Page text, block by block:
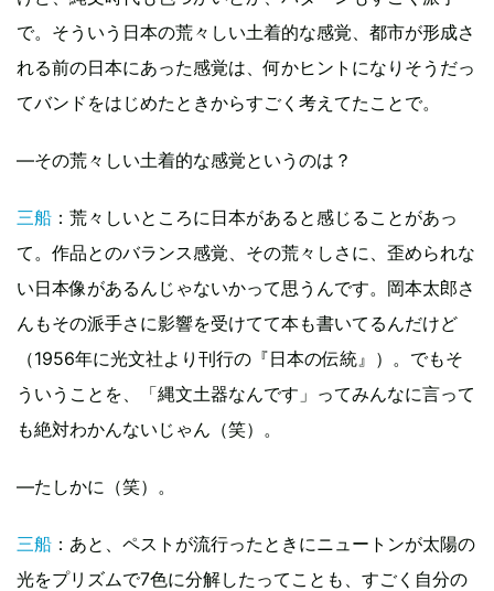
で。そういう日本の荒々しい土着的な感覚、都市が形成さ
れる前の日本にあった感覚は、何かヒントになりそうだっ
てバンドをはじめたときからすごく考えてたことで。
―その荒々しい土着的な感覚というのは？
三船 ：荒々しいところに日本があると感じることがあっ
て。作品とのバランス感覚、その荒々しさに、歪められな
い日本像があるんじゃないかって思うんです。岡本太郎さ
んもその派手さに影響を受けてて本も書いてるんだけど
（1956年に光文社より刊行の『日本の伝統』）。でもそ
ういうことを、「縄文土器なんです」ってみんなに言って
も絶対わかんないじゃん（笑）。
―たしかに（笑）。
三船 ：あと、ペストが流行ったときにニュートンが太陽の
光をプリズムで7色に分解したってことも、すごく自分の